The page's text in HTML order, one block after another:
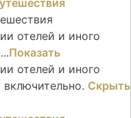
отелей и иного
Показать
отелей и иного
Скрыть